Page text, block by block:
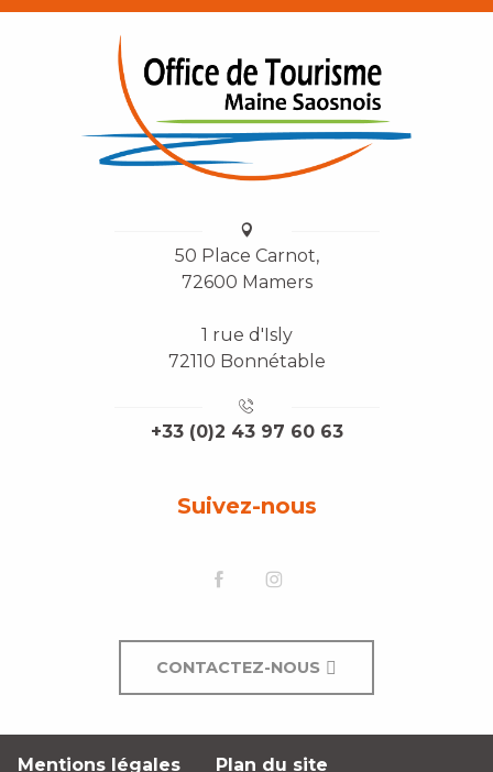
50 Place Carnot,
72600 Mamers
1 rue d'Isly
72110 Bonnétable
+33 (0)2 43 97 60 63
Suivez-nous
CONTACTEZ-NOUS
Mentions légales Plan du site